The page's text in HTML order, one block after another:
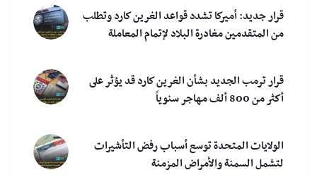
قرار جديد: أميركا تشدد قواعد الغرين كارد وتطلب
من المتقدمين مغادرة البلاد لإتمام المعاملة
قرار ترمب الجديد بشأن الغرين كارد قد يؤثر على
أكثر من 800 ألف مهاجر سنوياً
الولايات المتحدة توسع أسباب رفض التأشيرات
لتشمل السمنة والأمراض المزمنة